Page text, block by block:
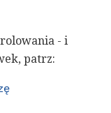
- i
patrz: